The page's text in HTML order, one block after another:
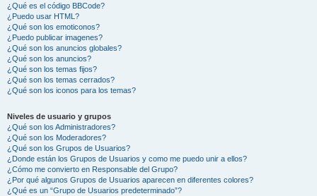
¿Qué es el código BBCode?
¿Puedo usar HTML?
¿Qué son los emoticonos?
¿Puedo publicar imagenes?
¿Qué son los anuncios globales?
¿Qué son los anuncios?
¿Qué son los temas fijos?
¿Qué son los temas cerrados?
¿Qué son los iconos para los temas?
Niveles de usuario y grupos
¿Qué son los Administradores?
¿Qué son los Moderadores?
¿Qué son los Grupos de Usuarios?
¿Donde están los Grupos de Usuarios y como me puedo unir a ellos?
¿Cómo me convierto en Responsable del Grupo?
¿Por qué algunos Grupos de Usuarios aparecen en diferentes colores?
¿Qué es un “Grupo de Usuarios predeterminado”?